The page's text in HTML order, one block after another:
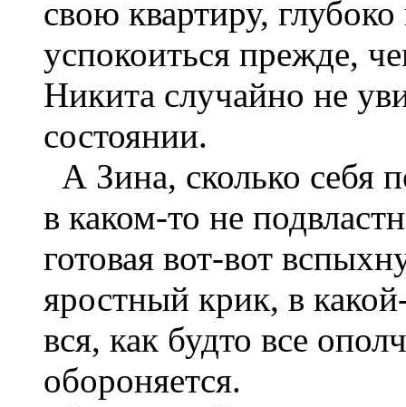
свою квартиру,
успокоиться прежде,
Никита случайно не
состоянии.
А Зина, сколько себя
в каком-то не
готовая вот-вот
яростный крик, в
вся, как будто все
обороняется.